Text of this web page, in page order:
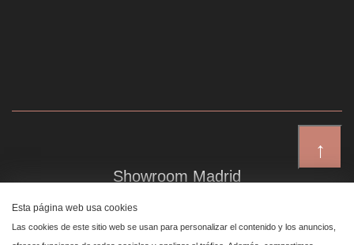
↑
Showroom Madrid
Plaza de Canalejas 6, 4 izq
Centro, 28014 Madrid
Esta página web usa cookies
Las cookies de este sitio web se usan para personalizar el contenido y los anuncios,